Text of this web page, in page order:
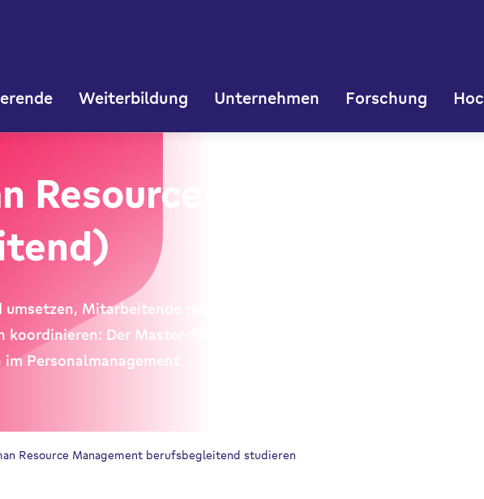
Weiterbildung Unternehmen Forschung
Resource Management
Mitarbeitende rekrutieren und fördern,
Der Master-Studiengang Human Resource
Personalmanagement.
Resource Management berufsbegleitend studieren